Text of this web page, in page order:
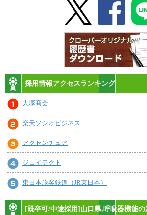
採用情報アクセスランキング
大塚商会
楽天ソシオビジネス
アクセンチュア
ジェイテクト
東日本旅客鉄道（JR東日本）
[既卒可/中途採用]山口県,呼吸器機能の